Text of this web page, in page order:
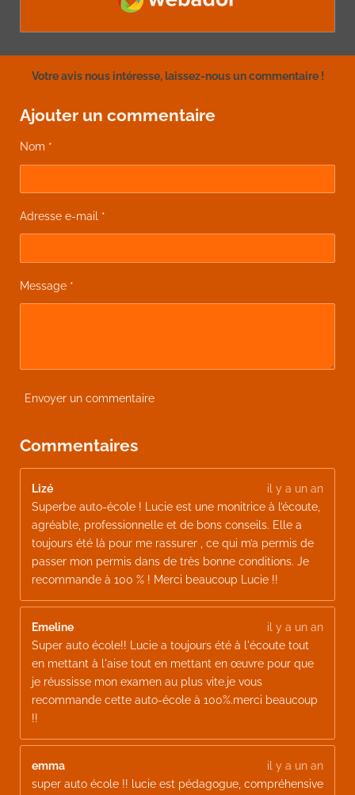
Votre avis nous intéresse, laissez-nous un commentaire !
Ajouter un commentaire
Nom *
Adresse e-mail *
Message *
Envoyer un commentaire
Commentaires
Lizé
il y a un an
Superbe auto-école ! Lucie est une monitrice à l’écoute,
agréable, professionnelle et de bons conseils. Elle a
toujours été là pour me rassurer , ce qui m’a permis de
passer mon permis dans de très bonne conditions. Je
recommande à 100 % ! Merci beaucoup Lucie !!
Emeline
il y a un an
Super auto école!! Lucie a toujours été à l'écoute tout
en mettant à l'aise tout en mettant en œuvre pour que
je réussisse mon examen au plus vite.je vous
recommande cette auto-école à 100%.merci beaucoup
!!
emma
il y a un an
super auto école !! lucie est pédagogue, compréhensive